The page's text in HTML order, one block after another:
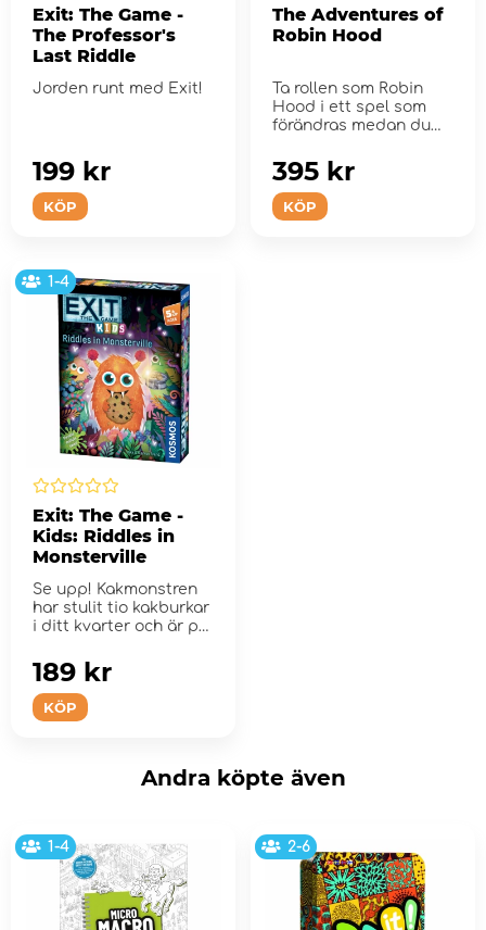
Exit: The Game -
The Professor's
Last Riddle
Jorden runt med Exit!
KÖP
199 kr
The Adventures of
Robin Hood
Ta rollen som Robin
Hood i ett spel som
förändras medan du
KÖP
395 kr
1-4
Exit: The Game -
Kids: Riddles in
Monsterville
Se upp! Kakmonstren
har stulit tio kakburkar
i ditt kvarter och är på
KÖP
189 kr
Andra köpte även
1-4 2-6